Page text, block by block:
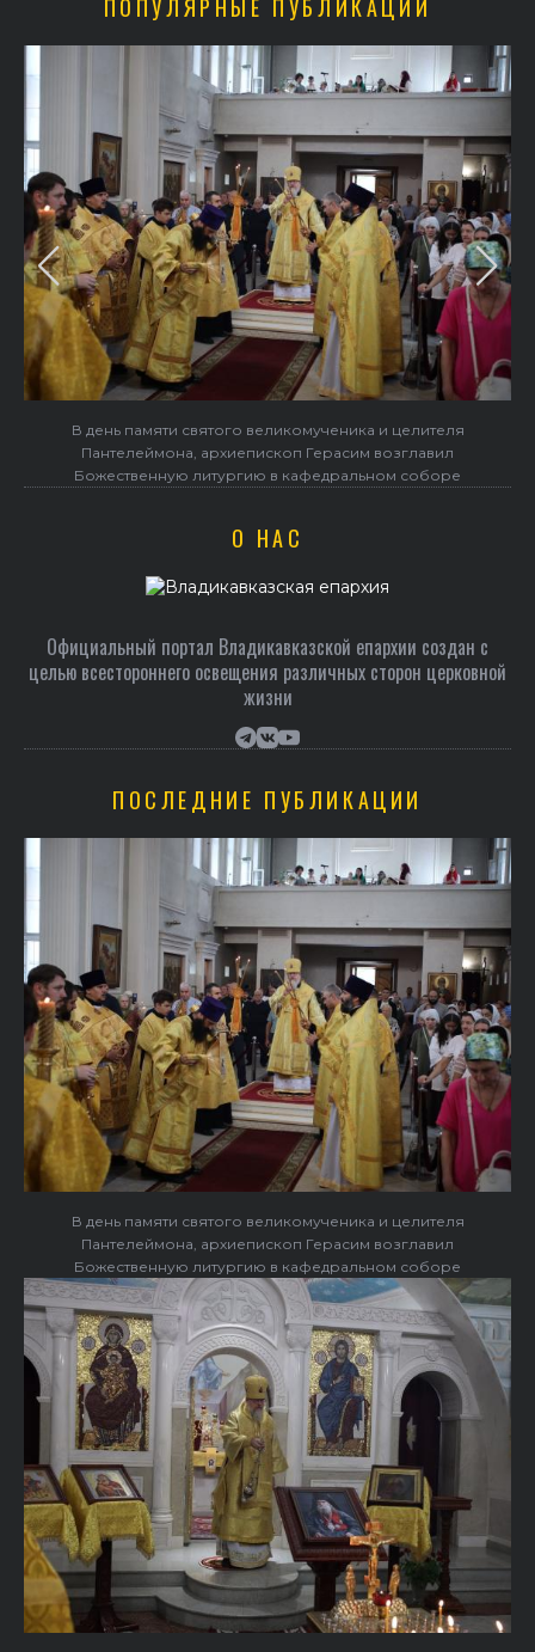
ПОПУЛЯРНЫЕ ПУБЛИКАЦИИ
В день памяти святого великомученика и целителя
Пантелеймона, архиепископ Герасим возглавил
Божественную литургию в кафедральном соборе
О НАС
Официальный портал Владикавказской епархии создан c
целью всестороннего освещения различных сторон церковной
жизни
ПОСЛЕДНИЕ ПУБЛИКАЦИИ
В день памяти святого великомученика и целителя
Пантелеймона, архиепископ Герасим возглавил
Божественную литургию в кафедральном соборе